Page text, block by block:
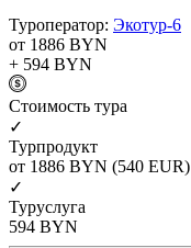
Туроператор: Экотур-6
от 1886 BYN
+ 594 BYN
Cтоимость тура
✓
Турпродукт
от 1886 BYN (540 EUR)
✓
Туруслуга
594 BYN